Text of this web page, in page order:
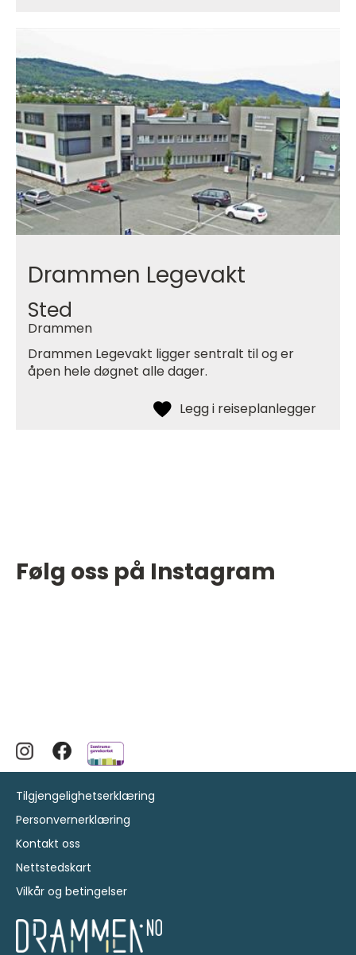
Drammen Legevakt
Sted
Drammen
Drammen Legevakt ligger sentralt til og er
åpen hele døgnet alle dager.
Følg oss på Instagram
Tilgjengelighetserklæring
Personvernerklæring
Kontakt oss
Nettstedskart
Vilkår og betingelser